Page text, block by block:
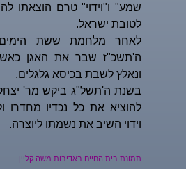
שמע" ו"וידוי" טרם הוצאתו
לטובת ישראל.
לאחר מלחמת ששת
ה'תשכ"ז שבר את האגן
ונאלץ לשבת בכיסא גלגלים.
בשנת ה'תשל"ג ביקש מר'
להוציא את כל נכדיו
וידוי השיב את נשמתו ליוצרה.
תמונת בית החיים באדיבות משה קליין.